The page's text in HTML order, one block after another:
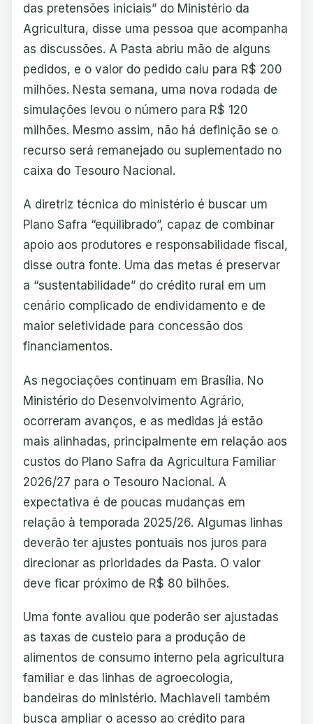
das pretensões iniciais” do Ministério da
Agricultura, disse uma pessoa que acompanha
as discussões. A Pasta abriu mão de alguns
pedidos, e o valor do pedido caiu para R$ 200
milhões. Nesta semana, uma nova rodada de
simulações levou o número para R$ 120
milhões. Mesmo assim, não há definição se o
recurso será remanejado ou suplementado no
caixa do Tesouro Nacional.
A diretriz técnica do ministério é buscar um
Plano Safra “equilibrado”, capaz de combinar
apoio aos produtores e responsabilidade fiscal,
disse outra fonte. Uma das metas é preservar
a “sustentabilidade” do crédito rural em um
cenário complicado de endividamento e de
maior seletividade para concessão dos
financiamentos.
As negociações continuam em Brasília. No
Ministério do Desenvolvimento Agrário,
ocorreram avanços, e as medidas já estão
mais alinhadas, principalmente em relação aos
custos do Plano Safra da Agricultura Familiar
2026/27 para o Tesouro Nacional. A
expectativa é de poucas mudanças em
relação à temporada 2025/26. Algumas linhas
deverão ter ajustes pontuais nos juros para
direcionar as prioridades da Pasta. O valor
deve ficar próximo de R$ 80 bilhões.
Uma fonte avaliou que poderão ser ajustadas
as taxas de custeio para a produção de
alimentos de consumo interno pela agricultura
familiar e das linhas de agroecologia,
bandeiras do ministério. Machiaveli também
busca ampliar o acesso ao crédito para